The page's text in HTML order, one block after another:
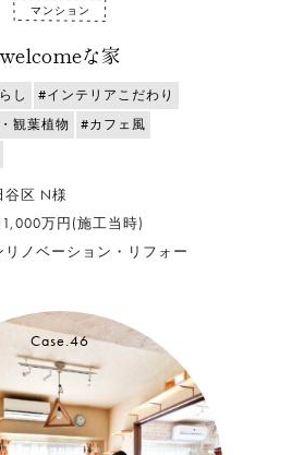
マンション
welcomeな家
し
#インテリアこだわり
観葉植物
#カフェ風
谷区 N様
万円(施工当時)
リノベーション・リフォー
Case.46